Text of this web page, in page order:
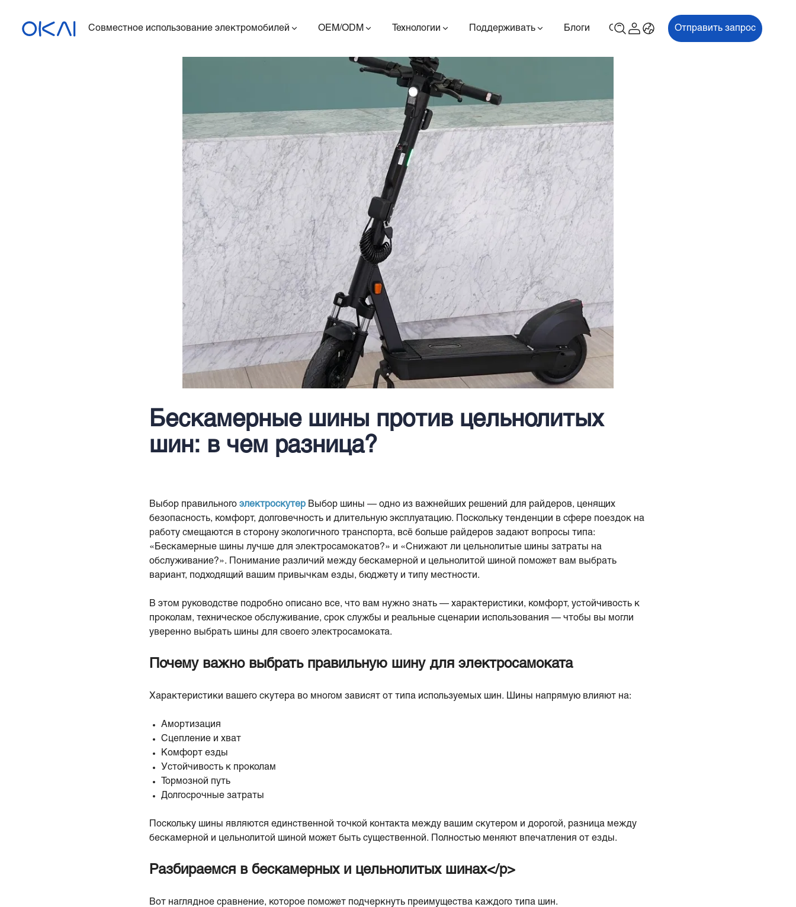
Совместное использование электромобилей OEM/ODM Технологии Поддерживать Блоги О Связаться с нами
ES400A ES400AV2 ES410 ES600P
Отправить запрос
Бескамерные шины против цельнолитых
шин: в чем разница?
Выбор правильного электроскутер Выбор шины — одно из важнейших решений для райдеров, ценящих
безопасность, комфорт, долговечность и длительную эксплуатацию. Поскольку тенденции в сфере поездок на
работу смещаются в сторону экологичного транспорта, всё больше райдеров задают вопросы типа:
«Бескамерные шины лучше для электросамокатов?» и «Снижают ли цельнолитые шины затраты на
обслуживание?». Понимание различий между бескамерной и цельнолитой шиной поможет вам выбрать
вариант, подходящий вашим привычкам езды, бюджету и типу местности.
В этом руководстве подробно описано все, что вам нужно знать — характеристики, комфорт, устойчивость к
проколам, техническое обслуживание, срок службы и реальные сценарии использования — чтобы вы могли
уверенно выбрать шины для своего электросамоката.
Почему важно выбрать правильную шину для электросамоката
Характеристики вашего скутера во многом зависят от типа используемых шин. Шины напрямую влияют на:
Амортизация
Сцепление и хват
Комфорт езды
Устойчивость к проколам
Тормозной путь
Долгосрочные затраты
Поскольку шины являются единственной точкой контакта между вашим скутером и дорогой, разница между
бескамерной и цельнолитой шиной может быть существенной. Полностью меняют впечатления от езды.
Разбираемся в бескамерных и цельнолитых шинах</p>
Вот наглядное сравнение, которое поможет подчеркнуть преимущества каждого типа шин.